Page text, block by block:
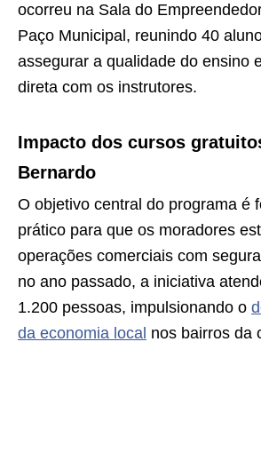
ocorreu na Sala do
Paço Municipal, reunindo 40
assegurar a qualidade do ensino
direta com os instrutores.
Impacto dos cursos
Bernardo
O objetivo central do programa é
prático para que os moradores
operações comerciais com
no ano passado, a iniciativa
1.200 pessoas, impulsionando o
da economia local nos bairros da